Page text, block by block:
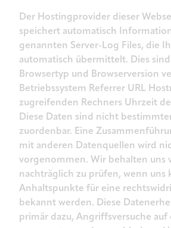
Der Hostingprovider dieser
speichert automatisch
genannten Server-Log Files, die
automatisch übermittelt. Dies
Browsertyp und Browserversion
Betriebssystem Referrer URL
zugreifenden Rechners Uhrzeit
Diese Daten sind nicht
zuordenbar. Eine
mit anderen Datenquellen wird
vorgenommen. Wir behalten uns
nachträglich zu prüfen, wenn uns
Anhaltspunkte für eine
bekannt werden. Diese
primär dazu, Angriffsversuche auf